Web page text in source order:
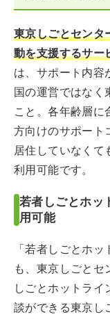
東京しごとセンタ
動を支援するサー
は、サポート内容
国の運営ではなく
こと。各年齢層に
方向けのサポート
居住していなくて
利用可能です。
若者しごとホッ
用可能
「若者しごとホ
も、東京しごと
しごとホットライ
談ができる東京し